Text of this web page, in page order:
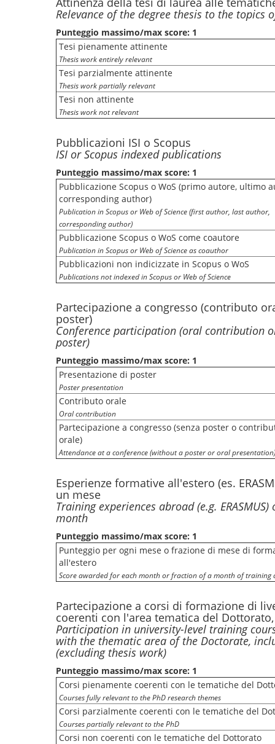
Relevance of the degree thesis to the topics
Punteggio massimo/max score: 1
Tesi pienamente attinente
Thesis work entirely relevant
Tesi parzialmente attinente
Thesis work partially relevant
Tesi non attinente
Thesis work not relevant
Pubblicazioni ISI o Scopus
ISI or Scopus indexed publications
Punteggio massimo/max score: 1
Pubblicazione Scopus o WoS (primo autore, ultimo
corresponding author)
Publication in Scopus or Web of Science (first author, last author,
corresponding author)
Pubblicazione Scopus o WoS come coautore
Publication in Scopus or Web of Science as coauthor
Pubblicazioni non indicizzate in Scopus o WoS
Publications not indexed in Scopus or Web of Science
Partecipazione a congresso (contributo
poster)
Conference participation (oral contribution
poster)
Punteggio massimo/max score: 1
Presentazione di poster
Poster presentation
Contributo orale
Oral contribution
Partecipazione a congresso (senza poster o
orale)
Attendance at a conference (without a poster or oral presentation)
Esperienze formative all'estero (es.
un mese
Training experiences abroad (e.g.
month
Punteggio massimo/max score: 1
Punteggio per ogni mese o frazione di mese di
all'estero
Score awarded for each month or fraction of a month of training
Partecipazione a corsi di formazione di
coerenti con l'area tematica del
Participation in university-level training
with the thematic area of ​​the Doctorate,
(excluding thesis work)
Punteggio massimo/max score: 1
Corsi pienamente coerenti con le tematiche del
Courses fully relevant to the PhD research themes
Corsi parzialmente coerenti con le tematiche del
Courses partially relevant to the PhD
Corsi non coerenti con le tematiche del Dottorato